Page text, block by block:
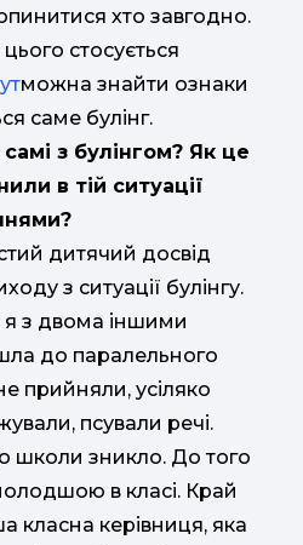
хто завгодно.
стосується
можна знайти ознаки
саме булінг.
з булінгом? Як це
в тій ситуації
дитячий досвід
з ситуації булінгу.
я з двома іншими
до паралельного
прийняли, усіляко
псували речі.
школи зникло. До того
в класі. Край
класна керівниця, яка